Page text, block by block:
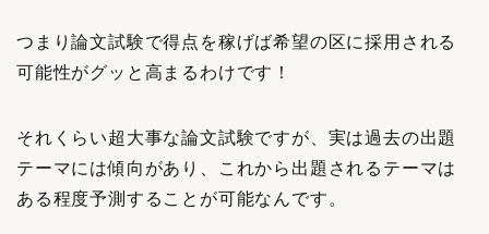
つまり論文試験で得点を稼げば希望の区に採用される
可能性がグッと高まるわけです！
それくらい超大事な論文試験ですが、実は過去の出題
テーマには傾向があり、これから出題されるテーマは
ある程度予測することが可能なんです。